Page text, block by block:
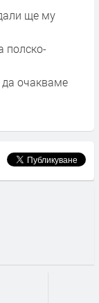
ще му
полско-
очакваме